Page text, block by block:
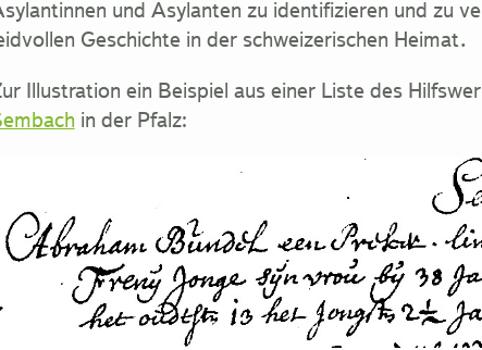
und Asylanten zu identifizieren und zu
Geschichte in der schweizerischen Heimat.
Illustration ein Beispiel aus einer Liste des
in der Pfalz: